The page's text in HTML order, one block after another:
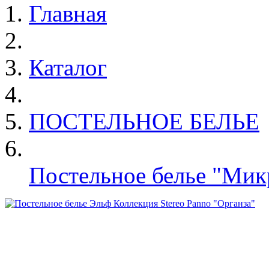
Главная
Каталог
ПОСТЕЛЬНОЕ БЕЛЬЕ
Постельное белье